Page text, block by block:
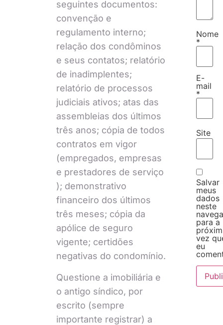
seguintes documentos:
convenção e
regulamento interno;
relação dos condôminos
e seus contatos; relatório
de inadimplentes;
relatório de processos
judiciais ativos; atas das
assembleias dos últimos
três anos; cópia de todos
contratos em vigor
(empregados, empresas
e prestadores de serviço
); demonstrativo
financeiro dos últimos
três meses; cópia da
apólice de seguro
vigente; certidões
negativas do condomínio.
Questione a imobiliária e
o antigo síndico, por
escrito (sempre
importante registrar) a
Nome
*
E-
mail
*
Site
Salvar
meus
dados
neste
para a
vez
eu